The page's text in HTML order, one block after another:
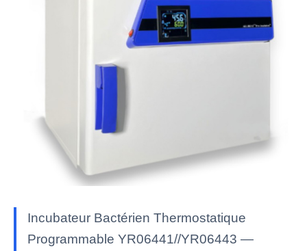
Incubateur Bactérien Thermostatique
Programmable YR06441//YR06443 —